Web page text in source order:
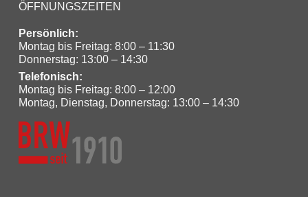
ÖFFNUNGSZEITEN
Persönlich:
Montag bis Freitag: 8:00 – 11:30
Donnerstag: 13:00 – 14:30
Telefonisch:
Montag bis Freitag: 8:00 – 12:00
Montag, Dienstag, Donnerstag: 13:00 – 14:30